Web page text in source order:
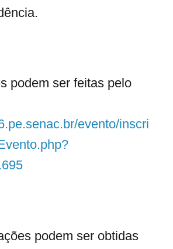
podem ser feitas pelo
evento/inscri
podem ser obtidas